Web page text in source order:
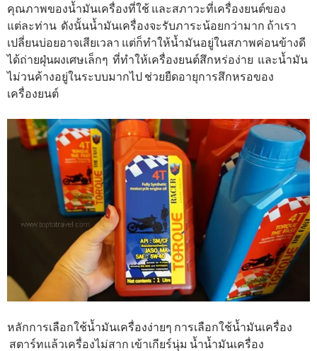
คุณภาพของน้ำมันเครื่องที่ใช้ และสภาวะที่เครื่องยนต์ของ
แต่ละท่าน ดังนั้นน้ำมันเครื่องจะรับภาระน้อยกว่ามาก ถ้าเรา
เปลี่ยนบ่อยอาจเสียเวลา แต่ก็ทำให้น้ำมันอยู่ในสภาพค่อนข้างดี
ได้ถ่ายฝุ่นผงเศษเล็กๆ ที่ทำให้เครื่องยนต์สึกหร่อง่าย และน้ำมัน
ไม่วนค้างอยู่ในระบบมากไป ช่วยยืดอายุการสึกหรอของ
เครื่องยนต์
หลักการเลือกใช้น้ำมันเครื่องง่ายๆ การเลือกใช้น้ำมันเครื่อง
สตาร์ทแล้วเครื่องไม่สาก เข้าเกียร์นุ่ม น้ำน้ำมันเครื่อง